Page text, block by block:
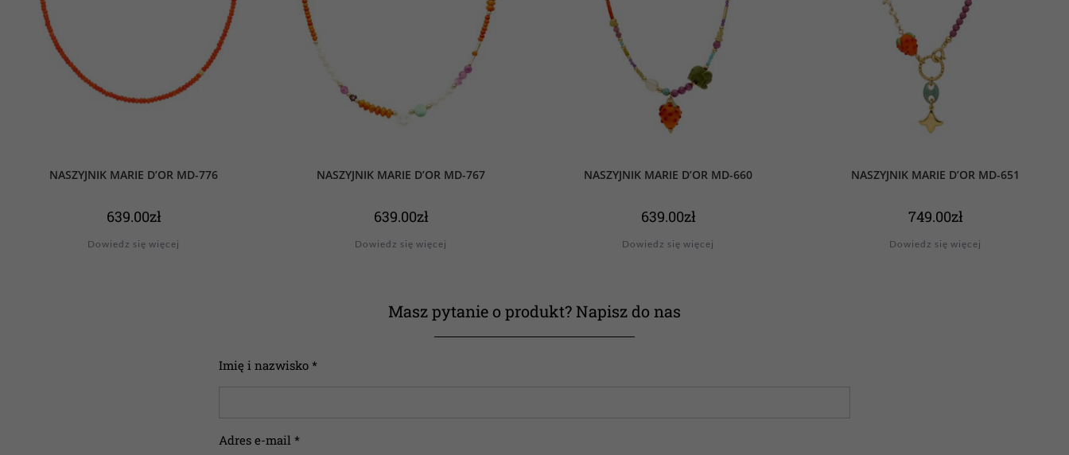
NASZYJNIK MARIE D’OR MD-776
639.00zł
Dowiedz się więcej
NASZYJNIK MARIE D’OR MD-767
639.00zł
Dowiedz się więcej
NASZYJNIK MARIE D’OR MD-660
639.00zł
Dowiedz się więcej
NASZYJNIK MARIE D’OR MD-651
749.00zł
Dowiedz się więcej
Masz pytanie o produkt? Napisz do nas
Imię i nazwisko *
Adres e-mail *